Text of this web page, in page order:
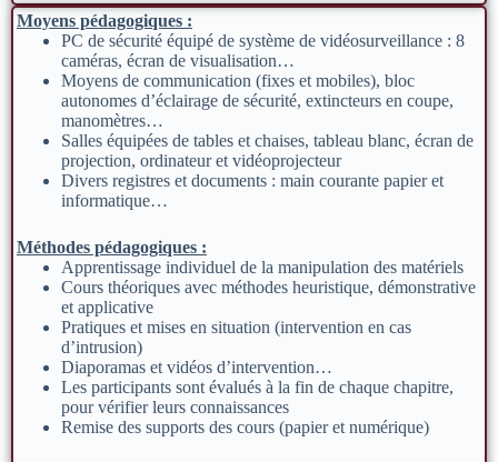
Moyens pédagogiques :
PC de sécurité équipé de système de vidéosurveillance : 8
caméras, écran de visualisation…
Moyens de communication (fixes et mobiles), bloc
autonomes d’éclairage de sécurité, extincteurs en coupe,
manomètres…
Salles équipées de tables et chaises, tableau blanc, écran de
projection, ordinateur et vidéoprojecteur
Divers registres et documents : main courante papier et
informatique…
Méthodes pédagogiques :
Apprentissage individuel de la manipulation des matériels
Cours théoriques avec méthodes heuristique, démonstrative
et applicative
Pratiques et mises en situation (intervention en cas
d’intrusion)
Diaporamas et vidéos d’intervention…
Les participants sont évalués à la fin de chaque chapitre,
pour vérifier leurs connaissances
Remise des supports des cours (papier et numérique)